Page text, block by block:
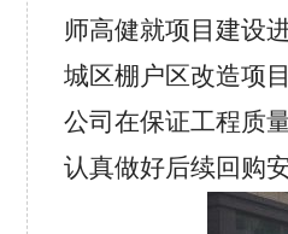
师高健就项目建设
城区棚户区改造项
公司在保证工程质
认真做好后续回购